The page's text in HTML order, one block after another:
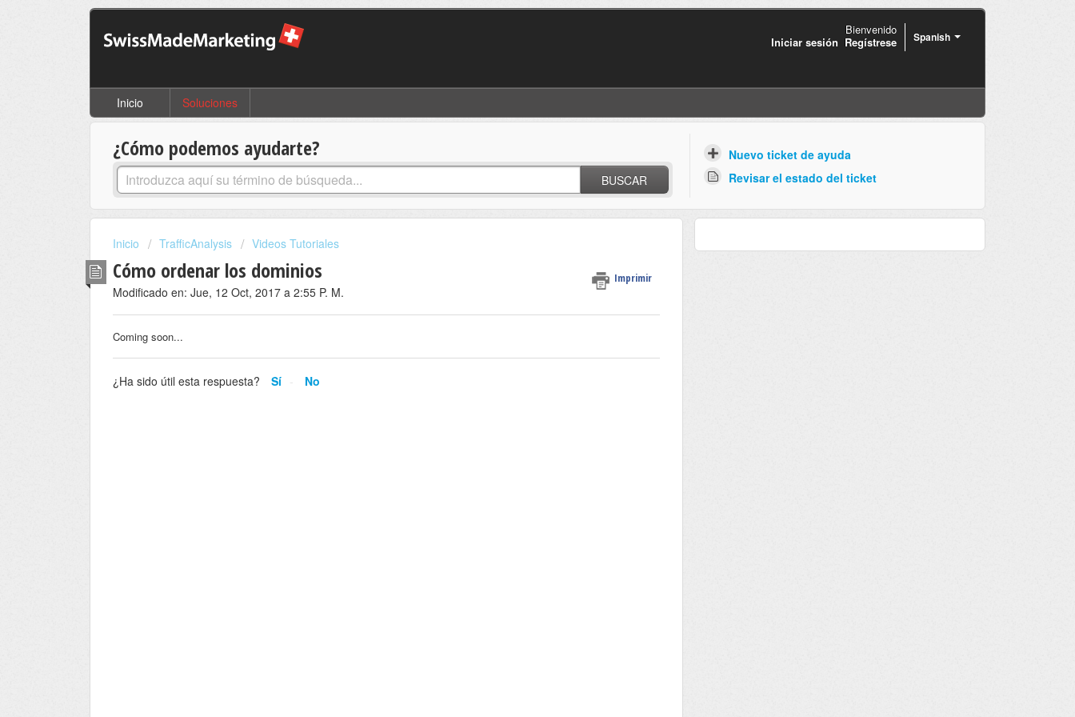
Spanish
Bienvenido
Iniciar sesión Regístrese
Inicio Soluciones
¿Cómo podemos ayudarte?
BUSCAR
Nuevo ticket de ayuda
Revisar el estado del ticket
Inicio TrafficAnalysis Videos Tutoriales
Cómo ordenar los dominios Imprimir
Modificado en: Jue, 12 Oct, 2017 a 2:55 P. M.
Coming soon...
¿Ha sido útil esta respuesta? Sí No